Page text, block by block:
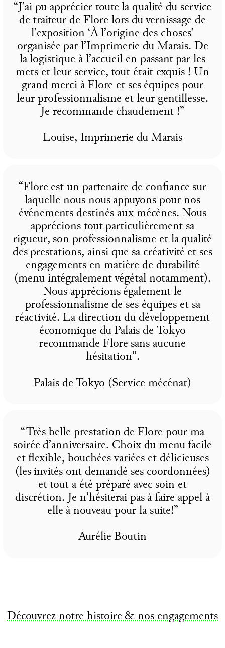
“J’ai pu apprécier toute la qualité du service
de traiteur de Flore lors du vernissage de
l’exposition ‘À l’origine des choses’
organisée par l’Imprimerie du Marais. De
la logistique à l’accueil en passant par les
mets et leur service, tout était exquis ! Un
grand merci à Flore et ses équipes pour
leur professionnalisme et leur gentillesse.
Je recommande chaudement !”
Louise, Imprimerie du Marais
“Flore est un partenaire de confiance sur
laquelle nous nous appuyons pour nos
événements destinés aux mécènes. Nous
apprécions tout particulièrement sa
rigueur, son professionnalisme et la qualité
des prestations, ainsi que sa créativité et ses
engagements en matière de durabilité
(menu intégralement végétal notamment).
Nous apprécions également le
professionnalisme de ses équipes et sa
réactivité. La direction du développement
économique du Palais de Tokyo
recommande Flore sans aucune
hésitation”.
Palais de Tokyo (Service mécénat)
“Très belle prestation de Flore pour ma
soirée d’anniversaire. Choix du menu facile
et flexible, bouchées variées et délicieuses
(les invités ont demandé ses coordonnées)
et tout a été préparé avec soin et
discrétion. Je n’hésiterai pas à faire appel à
elle à nouveau pour la suite!”
Aurélie Boutin
Découvrez notre histoire & nos engagements